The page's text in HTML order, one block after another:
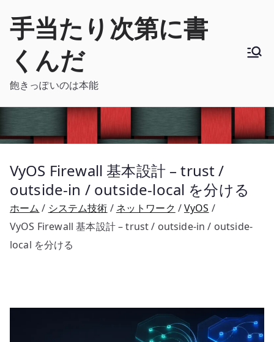
手当たり次第に書
くんだ
飽きっぽいのは本能
VyOS Firewall 基本設計 – trust /
outside-in / outside-local を分ける
ホーム システム技術 ネットワーク
VyOS
VyOS Firewall 基本設計 – trust / outside-in / outside-
local を分ける